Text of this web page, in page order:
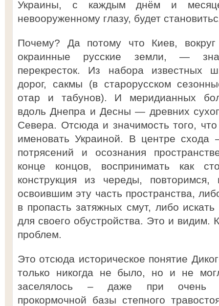
Украины, с каждым днём и
невооруженному глазу, будет
Почему? Да потому что Киев, вокруг
окраинные русские земли, —
перекресток. Из набора известных
дорог, сакмы (в старорусском
отар и табунов). И меридианных
вдоль Днепра и Десны — древних
Севера. Отсюда и значимость того,
именовать Украиной. В центре схода
потрясений и осознания
конце концов, воспринимать как
конструкция из череды, повторимся,
освоившим эту часть пространства,
в пропасть затяжных смут, либо
для своего обустройства. Это и видим.
проблем.
Это отсюда историческое понятие
только никогда не было, но и не
заселялось – даже при очень
прокормочной базы степного